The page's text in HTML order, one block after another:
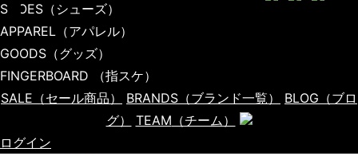
SHOES （シューズ）
APPAREL （アパレル）
GOODS （グッズ）
FINGERBOARD
（指スケ）
SALE （セール商品） BRANDS （ブランド一覧） BLOG （ブロ
グ）
TEAM （チーム）
ログイン